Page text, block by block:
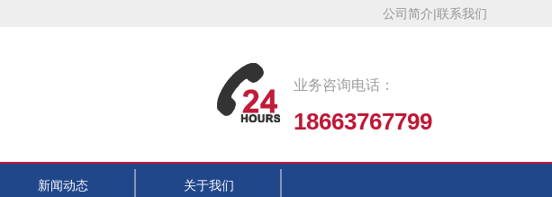
公司简介|联系我们
业务咨询电话：
18663767799
新闻动态 关于我们